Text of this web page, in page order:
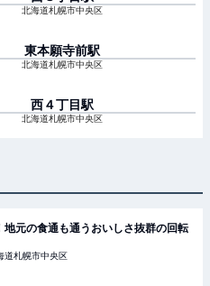
北海道札幌市中央区
東本願寺前駅
北海道札幌市中央区
西４丁目駅
北海道札幌市中央区
地元の食通も通うおいしさ抜群の回転
道札幌市中央区